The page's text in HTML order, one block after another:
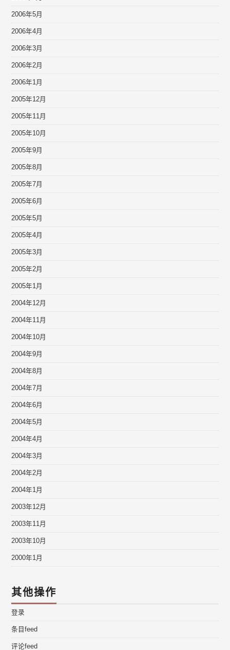
2006年5月
2006年4月
2006年3月
2006年2月
2006年1月
2005年12月
2005年11月
2005年10月
2005年9月
2005年8月
2005年7月
2005年6月
2005年5月
2005年4月
2005年3月
2005年2月
2005年1月
2004年12月
2004年11月
2004年10月
2004年9月
2004年8月
2004年7月
2004年6月
2004年5月
2004年4月
2004年3月
2004年2月
2004年1月
2003年12月
2003年11月
2003年10月
2000年1月
其他操作
登录
条目feed
评论feed